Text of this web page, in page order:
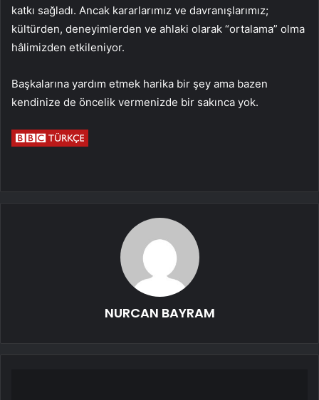
katkı sağladı. Ancak kararlarımız ve davranışlarımız;
kültürden, deneyimlerden ve ahlaki olarak “ortalama” olma
hâlimizden etkileniyor.
Başkalarına yardım etmek harika bir şey ama bazen
kendinize de öncelik vermenizde bir sakınca yok.
NURCAN BAYRAM